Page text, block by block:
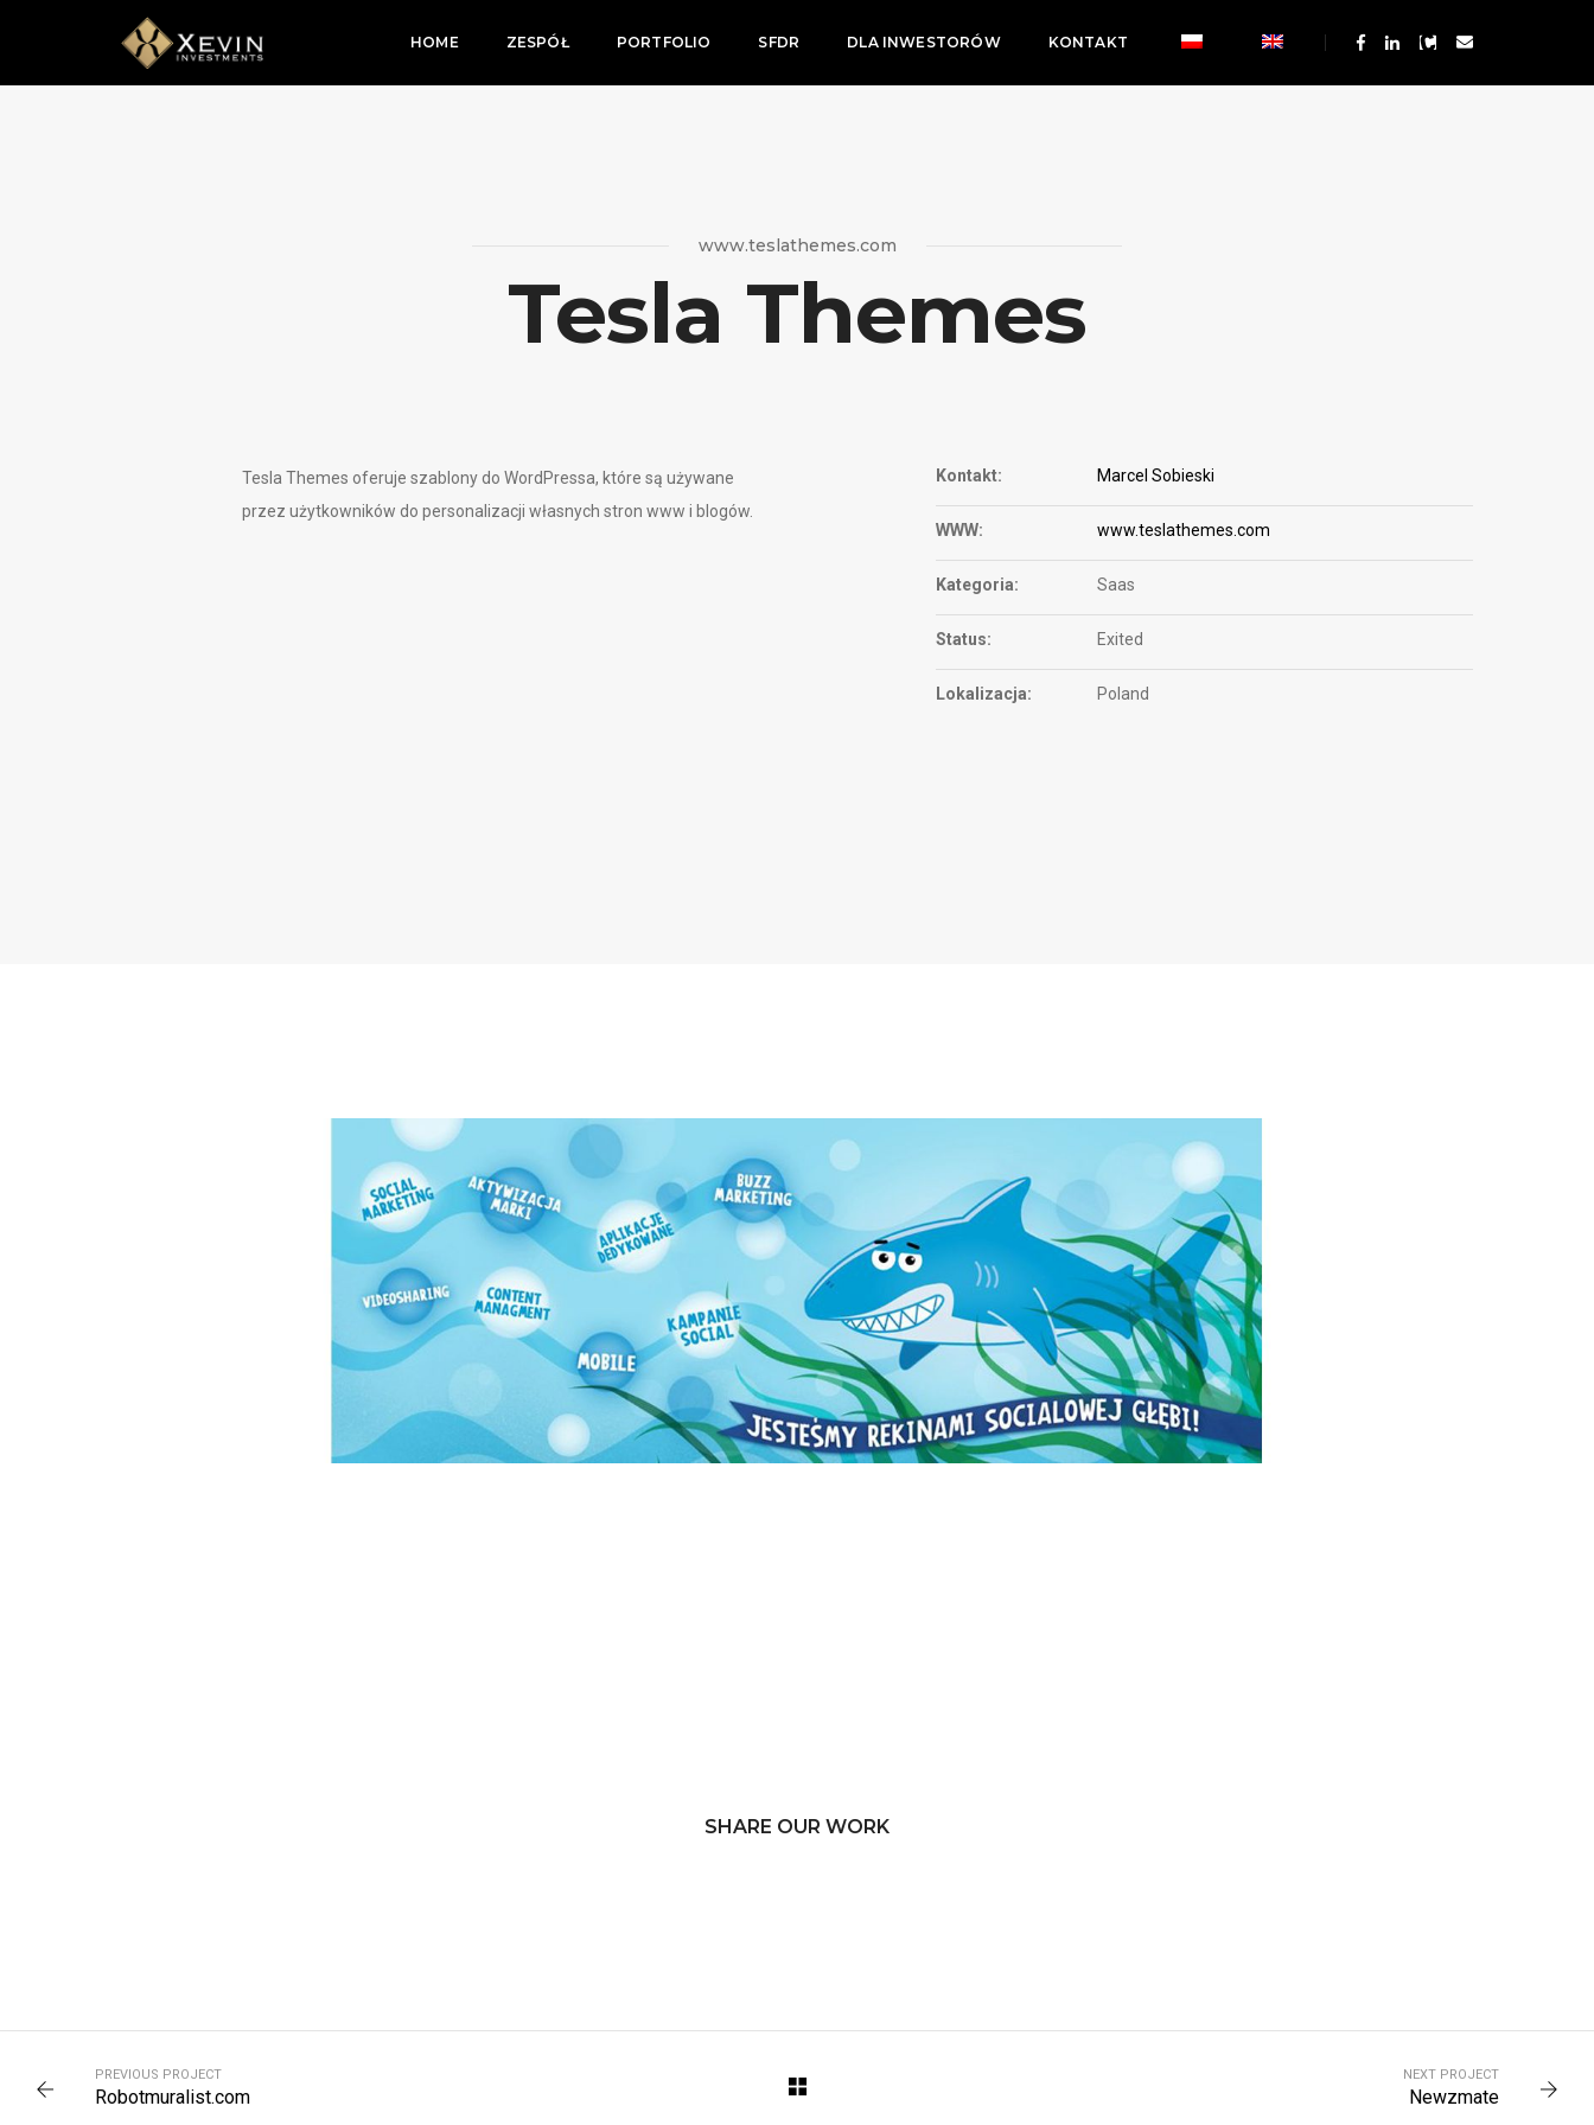
HOME ZESPÓŁ PORTFOLIO SFDR DLA INWESTORÓW KONTAKT
www.teslathemes.com
Tesla Themes
Tesla Themes oferuje szablony do WordPressa, które są używane
przez użytkowników do personalizacji własnych stron www i blogów.
Kontakt: Marcel Sobieski
WWW: www.teslathemes.com
Kategoria: Saas
Status: Exited
Lokalizacja: Poland
SHARE OUR WORK
PREVIOUS PROJECT
Robotmuralist.com
NEXT PROJECT
Newzmate